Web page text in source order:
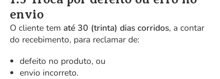
envio
O cliente tem até 30 (trinta) dias corridos, a contar
do recebimento, para reclamar de:
defeito no produto, ou
envio incorreto.